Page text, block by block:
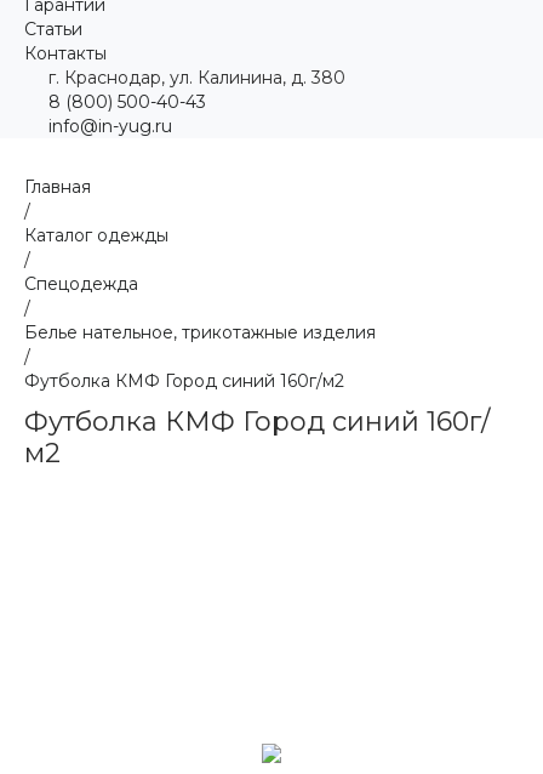
Статьи
Контакты
г. Краснодар, ул. Калинина, д. 380
8 (800) 500-40-43
info@in-yug.ru
Главная
/
Каталог одежды
/
Спецодежда
/
Белье нательное, трикотажные изделия
/
Футболка КМФ Город синий 160г/м2
Футболка КМФ Город синий 160г/
м2